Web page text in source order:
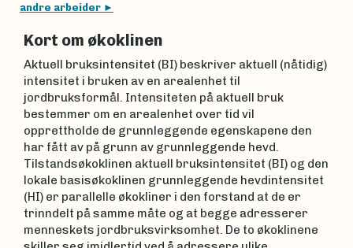
andre arbeider
Kort om økoklinen
Aktuell bruksintensitet (BI) beskriver aktuell (nåtidig)
intensitet i bruken av en arealenhet til
jordbruksformål. Intensiteten på aktuell bruk
bestemmer om en arealenhet over tid vil
opprettholde de grunnleggende egenskapene den
har fått av på grunn av grunnleggende hevd.
Tilstandsøkoklinen aktuell bruksintensitet (BI) og den
lokale basisøkoklinen grunnleggende hevdintensitet
(HI) er parallelle økokliner i den forstand at de er
trinndelt på samme måte og at begge adresserer
menneskets jordbruksvirksomhet. De to økoklinene